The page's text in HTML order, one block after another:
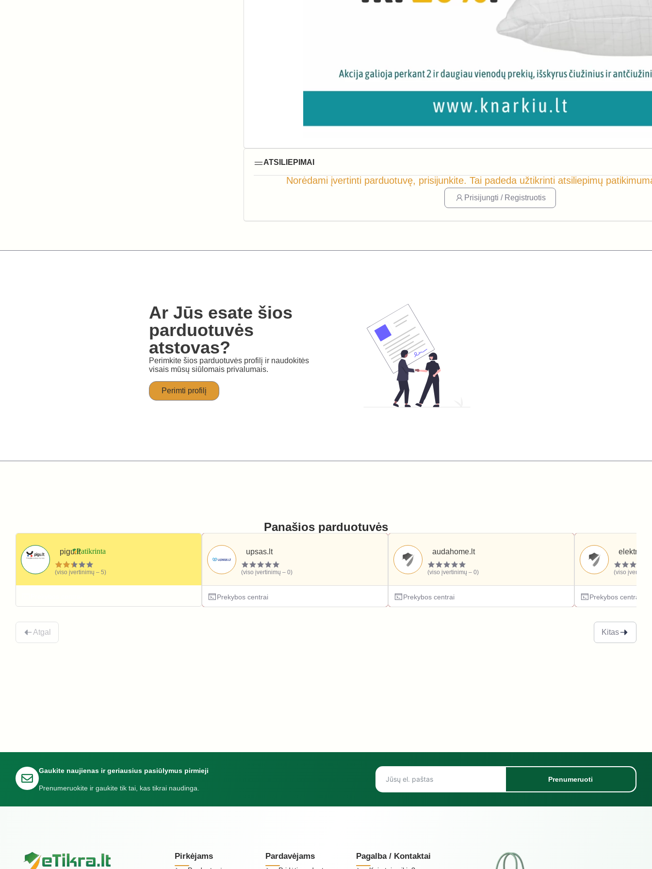
ATSILIEPIMAI
Norėdami įvertinti parduotuvę, prisijunkite. Tai padeda užtikrinti atsiliepimų
Prisijungti / Registruotis
Ar Jūs esate šios
parduotuvės
atstovas?
Perimkite šios parduotuvės profilį ir naudokitės
visais mūsų siūlomais privalumais.
Perimti profilį
Panašios parduotuvės
pigu.lt
(viso įvertinimų – 5)
upsas.lt
(viso įvertinimų – 0)
Prekybos centrai
audahome.lt
(viso įvertinimų – 0)
Prekybos centrai
(viso
Prekybos centrai
Atgal Kitas
Gaukite naujienas ir geriausius pasiūlymus pirmieji
Prenumeruokite ir gaukite tik tai, kas tikrai naudinga.
Prenumeruoti
Pirkėjams Pardavėjams Pagalba / Kontaktai